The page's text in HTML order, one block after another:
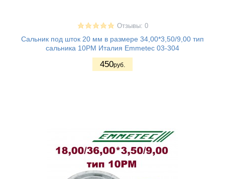
Отзывы: 0
Сальник под шток 20 мм в размере 34,00*3,50/9,00 тип
сальника 10PM Италия Emmetec 03-304
450руб.